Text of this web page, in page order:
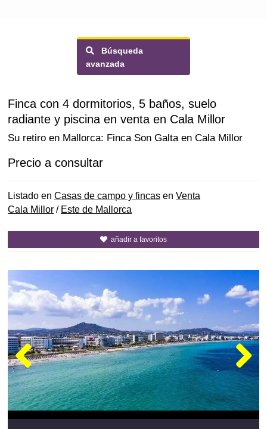
Búsqueda
avanzada
Finca con 4 dormitorios, 5 baños, suelo
radiante y piscina en venta en Cala Millor
Su retiro en Mallorca: Finca Son Galta en Cala Millor
Precio a consultar
Listado en Casas de campo y fincas en Venta
Cala Millor / Este de Mallorca
añadir a favoritos